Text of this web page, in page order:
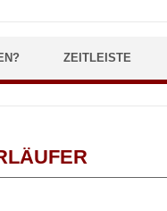
ZEITLEISTE